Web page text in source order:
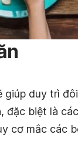
giúp duy trì
đặc biệt là
cơ mắc các